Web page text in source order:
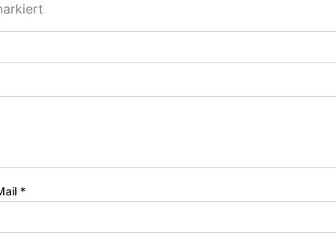
*